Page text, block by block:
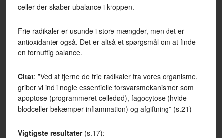
celler der skaber ubalance i kroppen.
Frie radikaler er usunde i store mængder, men det er
antioxidanter også. Det er altså et spørgsmål om at finde
en fornuftig balance.
Citat: ”Ved at fjerne de frie radikaler fra vores organisme,
griber vi ind i nogle essentielle forsvarsmekanismer som
apoptose (programmeret celledød), fagocytose (hvide
blodceller bekæmper inflammation) og afgiftning” (s.21)
Vigtigste resultater(s.17):